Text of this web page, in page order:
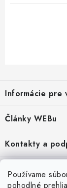
Používame
pohodlné
p
ä
e
Informácie pre
Obchodné
Moja objednávka
Odstúpenie od
Články WEBu
Dôležité oznamy
16.6.2026
Nákup na splátky
23.10.2022
Kontakty a
2.8.2022
Servisné služby